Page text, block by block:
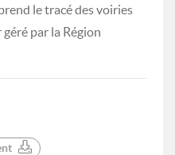
le tracé des voiries
par la Région